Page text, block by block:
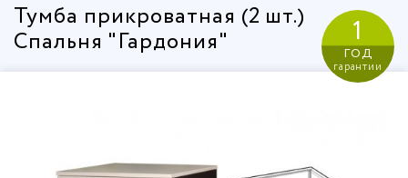
Тумба прикроватная (2 шт.)
Спальня "Гардония"
1
год
гарантии